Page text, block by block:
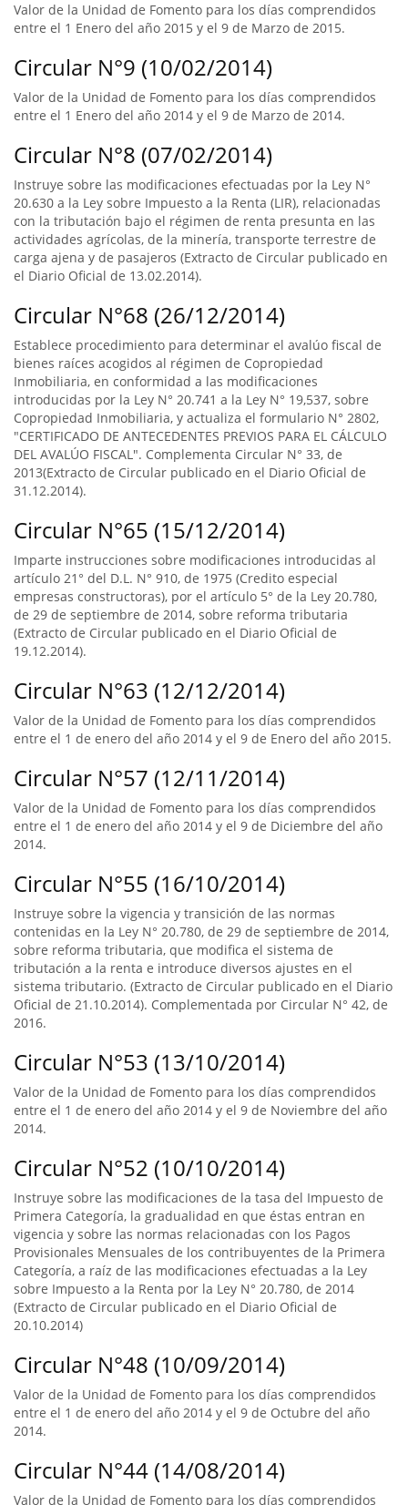
Valor de la Unidad de Fomento para los días comprendidos
entre el 1 Enero del año 2015 y el 9 de Marzo de 2015.
Circular N°9 (10/02/2014)
Valor de la Unidad de Fomento para los días comprendidos
entre el 1 Enero del año 2014 y el 9 de Marzo de 2014.
Circular N°8 (07/02/2014)
Instruye sobre las modificaciones efectuadas por la Ley N°
20.630 a la Ley sobre Impuesto a la Renta (LIR), relacionadas
con la tributación bajo el régimen de renta presunta en las
actividades agrícolas, de la minería, transporte terrestre de
carga ajena y de pasajeros (Extracto de Circular publicado en
el Diario Oficial de 13.02.2014).
Circular N°68 (26/12/2014)
Establece procedimiento para determinar el avalúo fiscal de
bienes raíces acogidos al régimen de Copropiedad
Inmobiliaria, en conformidad a las modificaciones
introducidas por la Ley N° 20.741 a la Ley N° 19,537, sobre
Copropiedad Inmobiliaria, y actualiza el formulario N° 2802,
"CERTIFICADO DE ANTECEDENTES PREVIOS PARA EL CÁLCULO
DEL AVALÚO FISCAL". Complementa Circular N° 33, de
2013(Extracto de Circular publicado en el Diario Oficial de
31.12.2014).
Circular N°65 (15/12/2014)
Imparte instrucciones sobre modificaciones introducidas al
artículo 21° del D.L. N° 910, de 1975 (Credito especial
empresas constructoras), por el artículo 5° de la Ley 20.780,
de 29 de septiembre de 2014, sobre reforma tributaria
(Extracto de Circular publicado en el Diario Oficial de
19.12.2014).
Circular N°63 (12/12/2014)
Valor de la Unidad de Fomento para los días comprendidos
entre el 1 de enero del año 2014 y el 9 de Enero del año 2015.
Circular N°57 (12/11/2014)
Valor de la Unidad de Fomento para los días comprendidos
entre el 1 de enero del año 2014 y el 9 de Diciembre del año
2014.
Circular N°55 (16/10/2014)
Instruye sobre la vigencia y transición de las normas
contenidas en la Ley N° 20.780, de 29 de septiembre de 2014,
sobre reforma tributaria, que modifica el sistema de
tributación a la renta e introduce diversos ajustes en el
sistema tributario. (Extracto de Circular publicado en el Diario
Oficial de 21.10.2014). Complementada por Circular N° 42, de
2016.
Circular N°53 (13/10/2014)
Valor de la Unidad de Fomento para los días comprendidos
entre el 1 de enero del año 2014 y el 9 de Noviembre del año
2014.
Circular N°52 (10/10/2014)
Instruye sobre las modificaciones de la tasa del Impuesto de
Primera Categoría, la gradualidad en que éstas entran en
vigencia y sobre las normas relacionadas con los Pagos
Provisionales Mensuales de los contribuyentes de la Primera
Categoría, a raíz de las modificaciones efectuadas a la Ley
sobre Impuesto a la Renta por la Ley N° 20.780, de 2014
(Extracto de Circular publicado en el Diario Oficial de
20.10.2014)
Circular N°48 (10/09/2014)
Valor de la Unidad de Fomento para los días comprendidos
entre el 1 de enero del año 2014 y el 9 de Octubre del año
2014.
Circular N°44 (14/08/2014)
Valor de la Unidad de Fomento para los días comprendidos